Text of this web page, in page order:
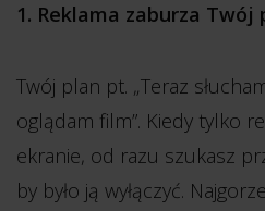
1. Reklama zaburza Twój
Twój plan pt. „Teraz
oglądam film”. Kiedy tylko
ekranie, od razu szukasz
by było ją wyłączyć.